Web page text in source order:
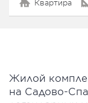
Квартира
Жилой
на Садово-